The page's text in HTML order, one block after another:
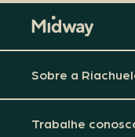
Sobre a
Trabalhe